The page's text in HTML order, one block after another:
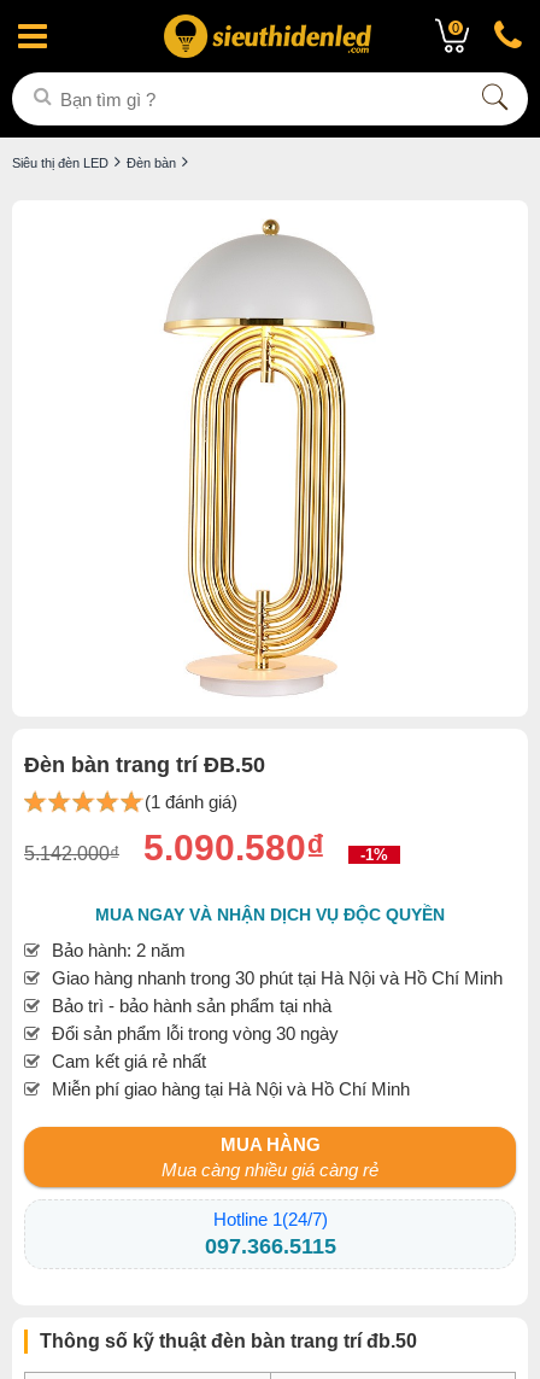
0
Siêu thị đèn LED Đèn bàn
Đèn bàn trang trí ĐB.50
(1 đánh giá)
5.142.000₫ 5.090.580₫ -1%
MUA NGAY VÀ NHẬN DỊCH VỤ ĐỘC QUYỀN
Bảo hành: 2 năm
Giao hàng nhanh trong 30 phút tại Hà Nội và Hồ Chí Minh
Bảo trì - bảo hành sản phẩm tại nhà
Đổi sản phẩm lỗi trong vòng 30 ngày
Cam kết giá rẻ nhất
Miễn phí giao hàng tại Hà Nội và Hồ Chí Minh
MUA HÀNG
Mua càng nhiều giá càng rẻ
Hotline 1(24/7)
097.366.5115
Thông số kỹ thuật đèn bàn trang trí đb.50